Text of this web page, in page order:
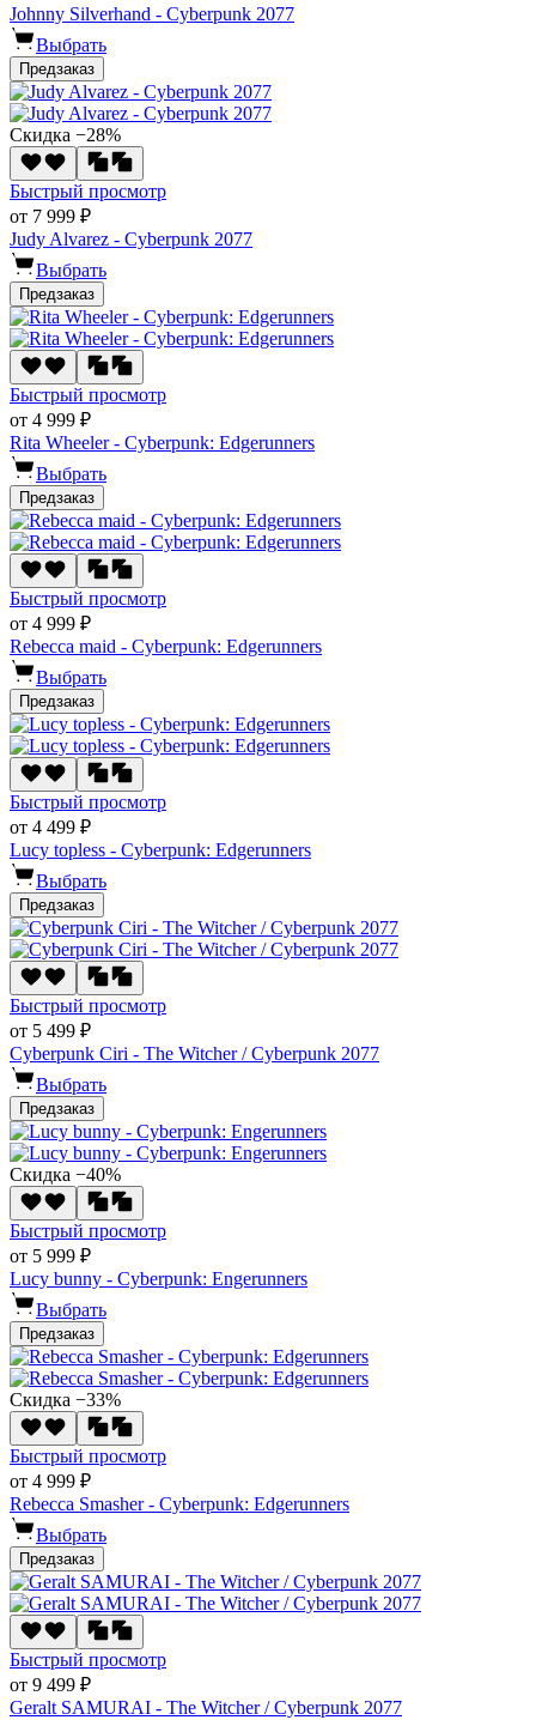
Johnny Silverhand - Cyberpunk 2077
Выбрать
Предзаказ
Скидка −28%
Быстрый просмотр
от 7 999 ₽
Judy Alvarez - Cyberpunk 2077
Выбрать
Предзаказ
Быстрый просмотр
от 4 999 ₽
Rita Wheeler - Cyberpunk: Edgerunners
Выбрать
Предзаказ
Быстрый просмотр
от 4 999 ₽
Rebecca maid - Cyberpunk: Edgerunners
Выбрать
Предзаказ
Быстрый просмотр
от 4 499 ₽
Lucy topless - Cyberpunk: Edgerunners
Выбрать
Предзаказ
Быстрый просмотр
от 5 499 ₽
Cyberpunk Ciri - The Witcher / Cyberpunk 2077
Выбрать
Предзаказ
Скидка −40%
Быстрый просмотр
от 5 999 ₽
Lucy bunny - Cyberpunk: Engerunners
Выбрать
Предзаказ
Скидка −33%
Быстрый просмотр
от 4 999 ₽
Rebecca Smasher - Cyberpunk: Edgerunners
Выбрать
Предзаказ
Быстрый просмотр
от 9 499 ₽
Geralt SAMURAI - The Witcher / Cyberpunk 2077